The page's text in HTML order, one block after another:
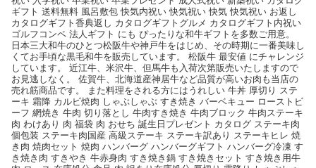
ギフト 送料無料 風呂敷包 快気内祝い 快気祝い 快気 快気祝い お返し
カタログギフト香典返し カタログギフトグルメ カタログギフト内祝い
ゴルフコンペ 法人ギフト にも ぴったりな和牛ギフトを多数ご用意。
日本三大和牛のひとつ松阪牛や神戸牛をはじめ、その時期に一番美味し
くてお手頃な黒毛和牛を販売しています。 松阪牛 最安値 にチャレンジ
しています。 近江牛、米沢牛、但馬牛も入荷次第販売いたしますので
お見逃しなく。 佐賀牛、北海道産神居牛など品質が高いお肉も当店の
売れ筋商品です。 また料理をされる方にはうれしい 牛丼 厚切り ステ
ーキ 霜降 カルビ焼肉 しゃぶしゃぶ すき焼き バーベキュー ローストビ
ーフ 網焼き 牛肉 切り落とし 牛肉すき焼き 牛肉ブロック 牛肉ステーキ
肉 わけあり 肉 福袋 肉 おせち 誕生日プレゼント カタログ ステーキ肉
個包装 ステーキ肉国産 高級ステーキ ステーキ訳あり ステーキヒレ 焼
き肉 焼肉セット 焼肉 ハンバーグ ハンバーグギフト ハンバーグ冷凍 す
き焼き肉 すきやき 牛赤身肉 すき焼き鍋 すき焼きセット すき焼き用牛